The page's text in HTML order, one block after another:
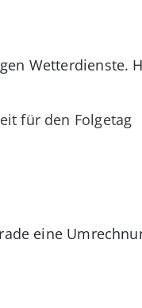
Wetterdienste.
für den Folgetag
eine